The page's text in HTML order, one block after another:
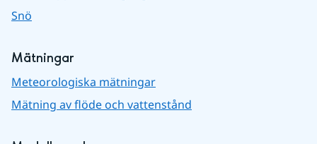
Snö
Mätningar
Meteorologiska mätningar
Mätning av flöde och vattenstånd